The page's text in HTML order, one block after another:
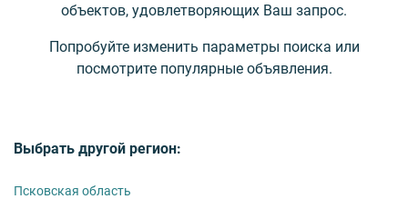
объектов, удовлетворяющих Ваш запрос.
Попробуйте изменить параметры поиска или
посмотрите популярные объявления.
Выбрать другой регион:
Псковская область